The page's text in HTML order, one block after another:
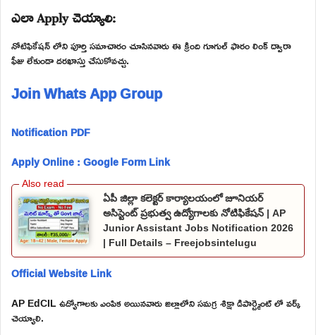
ఎలా Apply చెయ్యాలి:
నోటిఫికేషన్ లోని పూర్తి సమాచారం చూసినవారు ఈ క్రింది గూగుల్ ఫారం లింక్ ద్వారా
ఫీజు లేకుండా దరఖాస్తు చేసుకోవచ్చు.
Join Whats App Group
Notification PDF
Apply Online : Google Form Link
ఏపీ జిల్లా కలెక్టర్ కార్యాలయంలో జూనియర్
అసిస్టెంట్ ప్రభుత్వ ఉద్యోగాలకు నోటిఫికేషన్ | AP
Junior Assistant Jobs Notification 2026
| Full Details – Freejobsintelugu
Official Website Link
AP EdCIL ఉద్యోగాలకు ఎంపిక అయినవారు జిల్లాలోని సమగ్ర శిక్షా డిపార్ట్మెంట్ లో వర్క్
చెయ్యాలి.